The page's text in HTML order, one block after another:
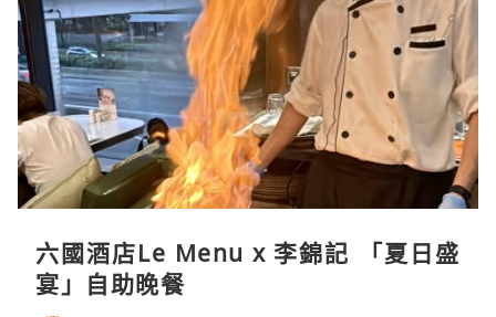
六國酒店Le Menu x 李錦記 「夏日盛
宴」自助晚餐